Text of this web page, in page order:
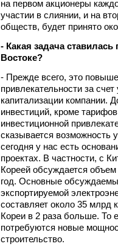
на первом акционеры
участии в слиянии, и на
обществ, будет принято
- Какая задача
Востоке?
- Прежде всего, это
привлекательности за
капитализации компании.
инвестиций, кроме
инвестиционной
сказывается возможность
сегодня у нас есть
проектах. В частности, с
Кореей обсуждается
год. Основные
экспортируемой
составляет около 35 млрд
Кореи в 2 раза больше. То
потребуются новые
строительство.